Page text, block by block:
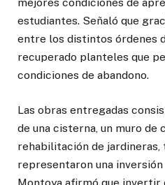
estudiantes. Señaló que
entre los distintos órdenes
recuperado planteles que
condiciones de abandono.
Las obras entregadas
de una cisterna, un muro de
rehabilitación de jardineras,
representaron una